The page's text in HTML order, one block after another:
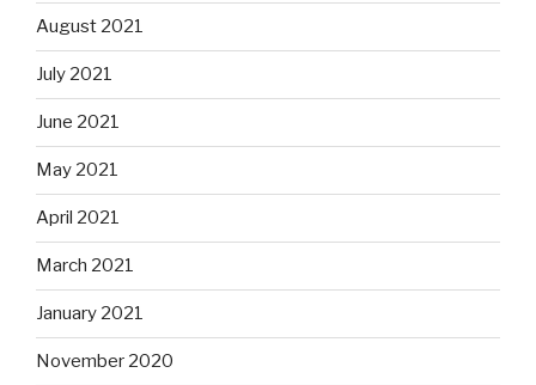
August 2021
July 2021
June 2021
May 2021
April 2021
March 2021
January 2021
November 2020